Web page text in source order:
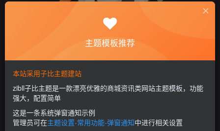
环境异常！请重新获取下载链接
主题模板推荐
本站采用子比主题建站
zibll子比主题是一款漂亮优雅的商城资讯类网站主题模板，功能
强大，配置简单
这是一条系统弹窗通知示例
管理员可在主题设置-常用功能-弹窗通知中进行相关设置